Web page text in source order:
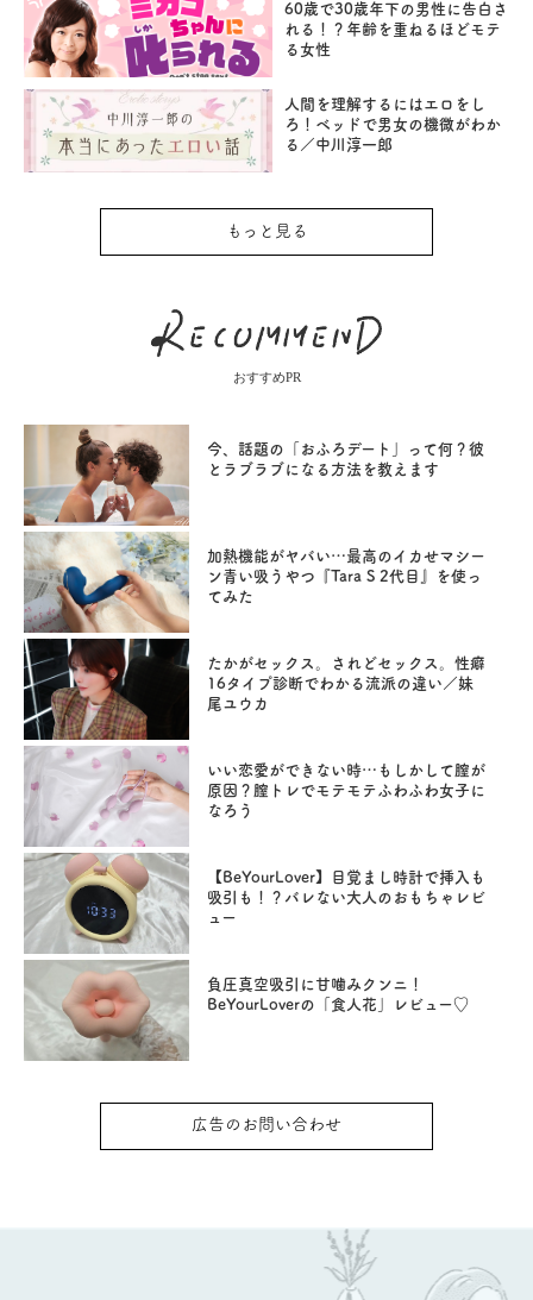
60歳で30歳年下の男性に告白さ
れる！？年齢を重ねるほどモテ
る女性
人間を理解するにはエロをし
ろ！ベッドで男女の機微がわか
る／中川淳一郎
もっと見る
おすすめPR
今、話題の「おふろデート」って何？彼
とラブラブになる方法を教えます
加熱機能がヤバい…最高のイカせマシー
ン青い吸うやつ『Tara S 2代目』を使っ
てみた
たかがセックス。されどセックス。性癖
16タイプ診断でわかる流派の違い／妹
尾ユウカ
いい恋愛ができない時…もしかして膣が
原因？膣トレでモテモテふわふわ女子に
なろう
【BeYourLover】目覚まし時計で挿入も
吸引も！？バレない大人のおもちゃレビ
ュー
負圧真空吸引に甘噛みクンニ！
BeYourLoverの「食人花」レビュー♡
広告のお問い合わせ